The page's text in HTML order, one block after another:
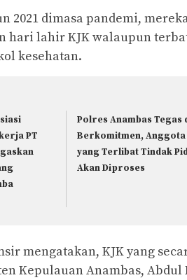
2021 dimasa pandemi,
hari lahir KJK walaupun
kesehatan.
PT
Polres Anambas Tegas
Berkomitmen, Anggota
yang Terlibat Tindak
Akan Diproses
mengatakan, KJK yang
Kepulauan Anambas, Abdul